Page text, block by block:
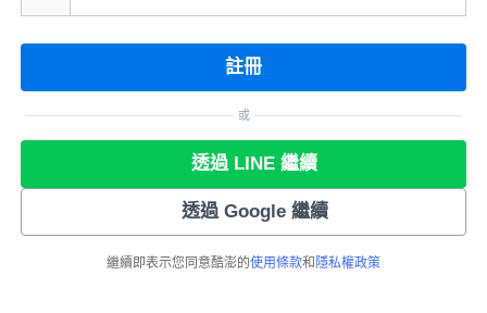
註冊
或
透過 LINE 繼續
透過 Google 繼續
繼續即表示您同意酷澎的使用條款和 隱私權政策